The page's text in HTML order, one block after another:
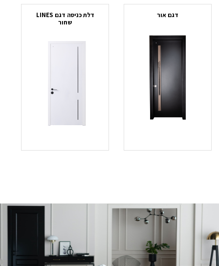
דגם אור
דלת כניסה דגם LINES
שחור